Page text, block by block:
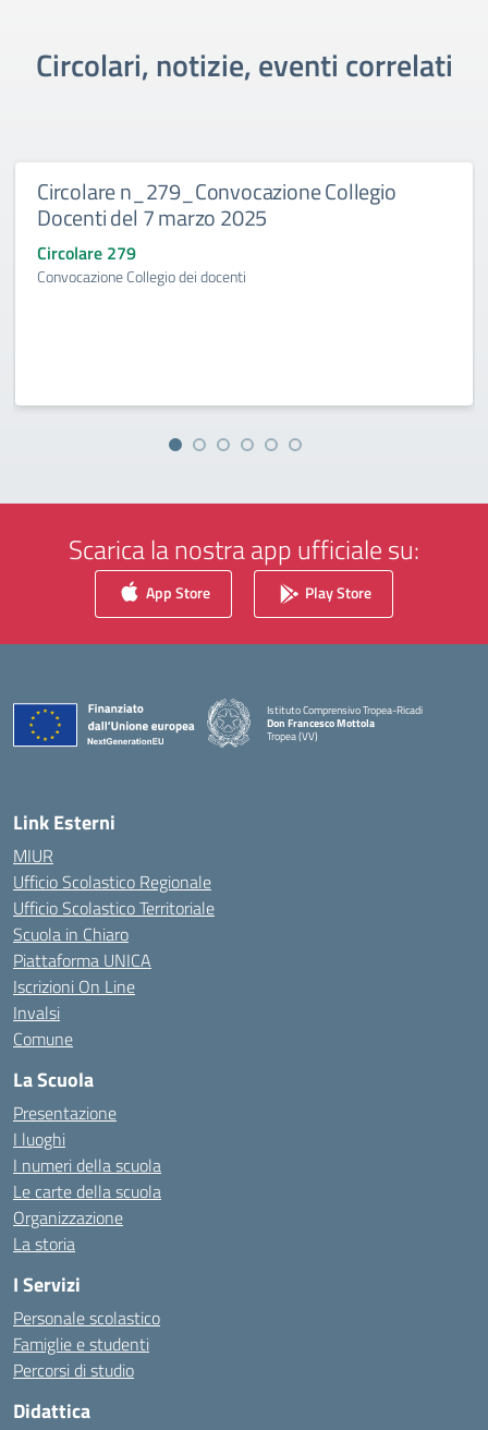
Circolari, notizie, eventi correlati
Circolare n_279_Convocazione Collegio
Docenti del 7 marzo 2025
Circolare 279
Convocazione Collegio dei docenti
Scarica la nostra app ufficiale su:
App Store Play Store
Istituto Comprensivo Tropea-Ricadi
Don Francesco Mottola
Tropea (VV)
— Visita la pagina iniziale della scuola
Link Esterni
MIUR
Ufficio Scolastico Regionale
Ufficio Scolastico Territoriale
Scuola in Chiaro
Piattaforma UNICA
Iscrizioni On Line
Invalsi
Comune
La Scuola
Presentazione
I luoghi
I numeri della scuola
Le carte della scuola
Organizzazione
La storia
I Servizi
Personale scolastico
Famiglie e studenti
Percorsi di studio
Didattica